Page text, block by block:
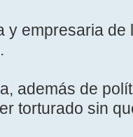
y empresaria de
además de
torturado sin